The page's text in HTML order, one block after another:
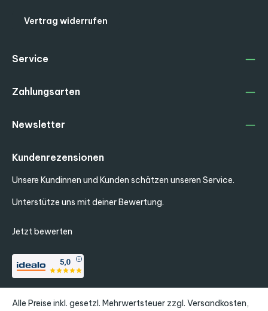
Vertrag widerrufen
Service
Zahlungsarten
Kundenrezensionen
Unsere Kundinnen und Kunden schätzen unseren Service.
Unterstütze uns mit deiner Bewertung.
Jetzt bewerten
Newsletter
Alle Preise inkl. gesetzl. Mehrwertsteuer zzgl. Versandkosten,